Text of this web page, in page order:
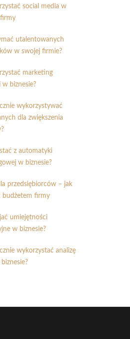
social media w
utalentowanych
w swojej firmie?
marketing
w biznesie?
wykorzystywać
dla zwiększenia
z automatyki
w biznesie?
przedsiębiorców – jak
budżetem firmy
umiejętności
w biznesie?
wykorzystać analizę